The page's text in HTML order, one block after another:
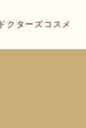
ドクターズコスメ